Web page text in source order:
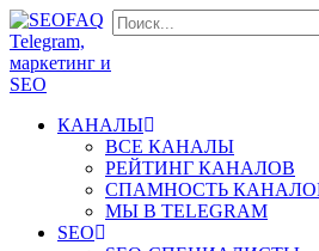
КАНАЛЫ
ВСЕ КАНАЛЫ
РЕЙТИНГ КАНАЛОВ
СПАМНОСТЬ
МЫ В TELEGRAM
SEO